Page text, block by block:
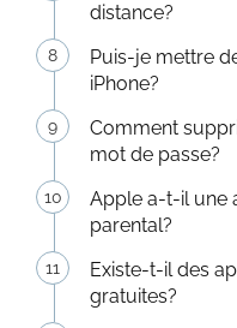
distance?
Puis-je mettre
iPhone?
Comment
mot de passe?
Apple a-t-il une
parental?
Existe-t-il des
gratuites?